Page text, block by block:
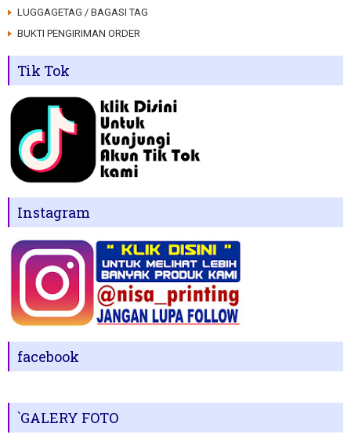
LUGGAGETAG / BAGASI TAG
BUKTI PENGIRIMAN ORDER
Tik Tok
Instagram
facebook
`GALERY FOTO